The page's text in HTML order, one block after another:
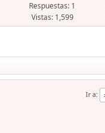
Respuestas: 1
Vistas: 1,599
Ir a